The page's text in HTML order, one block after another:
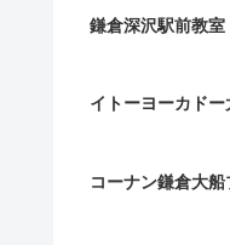
鎌倉深沢駅前教室
イトーヨーカドー
コーナン鎌倉大船